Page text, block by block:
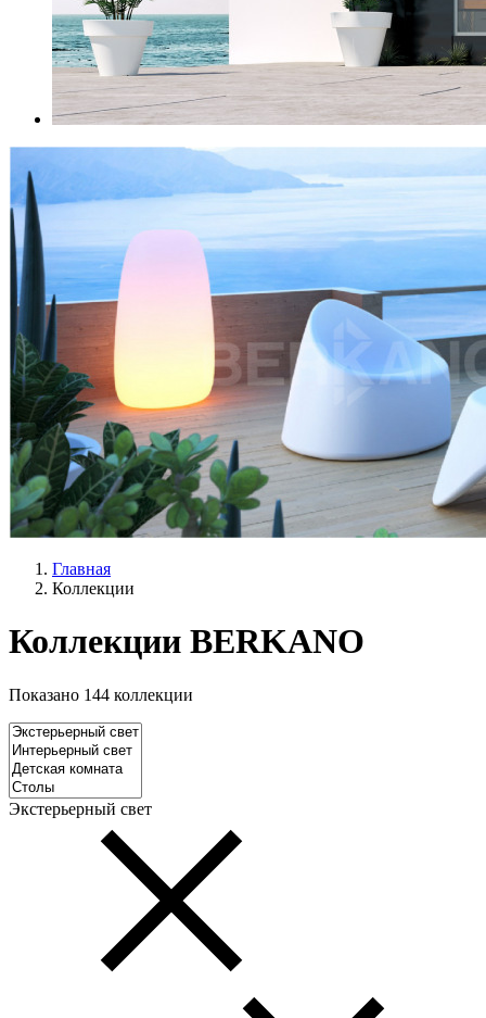
Главная
Коллекции
Коллекции BERKANO
Показано 144 коллекции
Экстерьерный свет